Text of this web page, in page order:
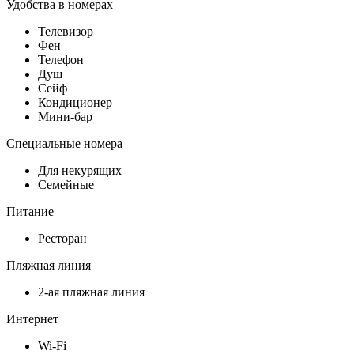
Удобства в номерах
Телевизор
Фен
Телефон
Душ
Сейф
Кондиционер
Мини-бар
Специальные номера
Для некурящих
Семейные
Питание
Ресторан
Пляжная линия
2-ая пляжная линия
Интернет
Wi-Fi